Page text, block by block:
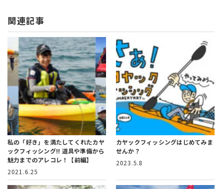
関連記事
私の「好き」を満たしてくれたカヤ
ックフィッシング!! 道具や準備から
魅力までのアレコレ！【前編】
2021.6.25
カヤックフィッシングはじめてみま
せんか？
2023.5.8